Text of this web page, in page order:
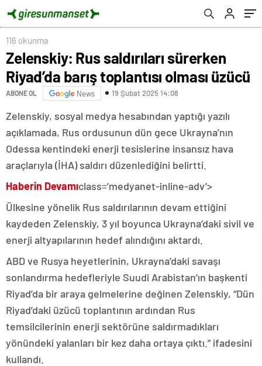
116 okunma
Zelenskiy: Rus saldırıları sürerken
Riyad’da barış toplantısı olması üzücü
ABONE OL News 19 Şubat 2025 14:08
Zelenskiy, sosyal medya hesabından yaptığı yazılı
açıklamada, Rus ordusunun dün gece Ukrayna’nın
Odessa kentindeki enerji tesislerine insansız hava
araçlarıyla (İHA) saldırı düzenlediğini belirtti.
Haberin Devamıclass=’medyanet-inline-adv’>
Ülkesine yönelik Rus saldırılarının devam ettiğini
kaydeden Zelenskiy, 3 yıl boyunca Ukrayna’daki sivil ve
enerji altyapılarının hedef alındığını aktardı.
ABD ve Rusya heyetlerinin, Ukrayna’daki savaşı
sonlandırma hedefleriyle Suudi Arabistan’ın başkenti
Riyad’da bir araya gelmelerine değinen Zelenskiy, “Dün
Riyad’daki üzücü toplantının ardından Rus
temsilcilerinin enerji sektörüne saldırmadıkları
yönündeki yalanları bir kez daha ortaya çıktı.” ifadesini
kullandı.